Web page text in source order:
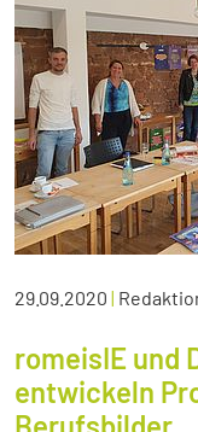
29.09.2020 |
romeisIE und
entwickeln